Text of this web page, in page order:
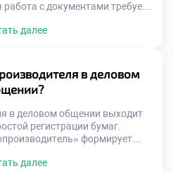
с документами требует
рамки, но не отменяют
Креативность в
через умение
Специалист находит
далее
в деловом
в деловом общении выходит
регистрации бумаг.
формирует
связующим звеном между
далее